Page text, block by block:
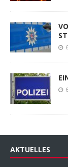
AKTUELLES